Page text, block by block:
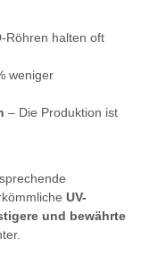
Röhren halten oft
weniger
– Die Produktion ist
UV-
und bewährte